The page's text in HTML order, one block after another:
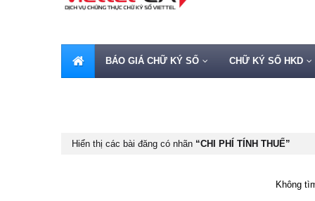
BÁO GIÁ CHỮ KÝ SỐ CHỮ KÝ SỐ HKD
Hiển thị các bài đăng có nhãn CHI PHÍ TÍNH THUẾ
Không